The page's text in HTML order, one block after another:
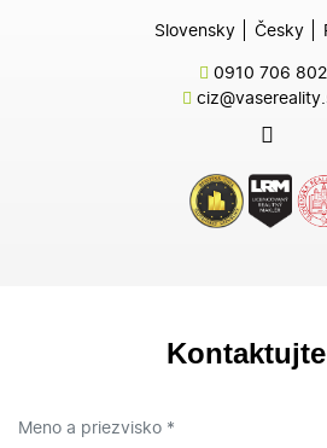
Slovensky Česky
0910 706 802